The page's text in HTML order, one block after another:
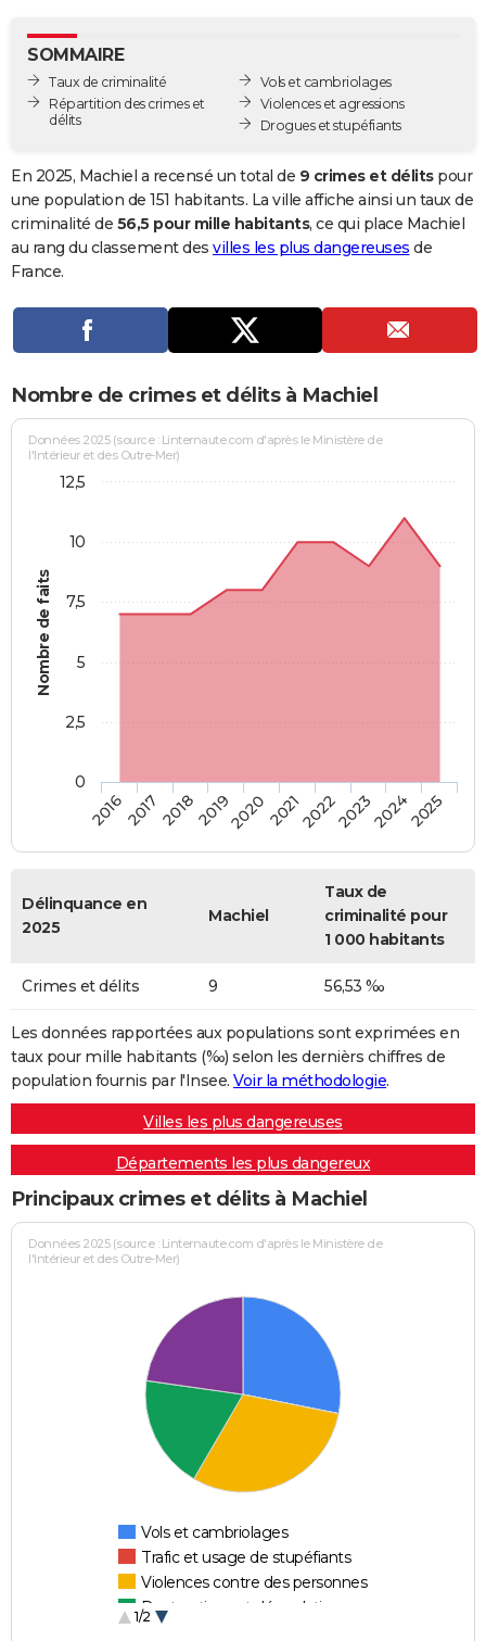
GUIDES D'ACHAT
BONS PLANS
Carte de Noël
Carte Bonne année
Carte Saint-Valentin
Carte Pâques
Carte d'anniversaire
DICTIONNAIRE
Dictionnaire
Biographies
Citations
Expressions
Proverbes
PROGRAMME TV
Se connecter
Entreprises
Service militaire
Avis de recherche
AVIS DE DÉCÈS
Bricolage
Lifestyle
Culture
Sport
Auto
Television
Voyage
Cinema
SOMMAIRE
Taux de criminalité
Répartition des crimes et
délits
Vols et cambriolages
Violences et agressions
Drogues et stupéfiants
En 2025, Machiel a recensé un total de 9 crimes et délitspour
une population de 151 habitants. La ville affiche ainsi un taux de
criminalité de 56,5 pour mille habitants, ce qui place Machiel
au rang du classement des villes les plus dangereuses de
France.
Nombre de crimes et délits à Machiel
Nombre de faits
Données 2025 (source : Linternaute.com d'après le Ministère de
l'Intérieur et des Outre-Mer)
2016201720182019202020212022202320242025
0
2,5
5
7,5
10
12,5
Délinquance en
2025
Machiel
Taux de
criminalité pour
1 000 habitants
Crimes et délits 9 56,53 ‰
Les données rapportées aux populations sont exprimées en
taux pour mille habitants (‰) selon les dernièrs chiffres de
population fournis par l'Insee. Voir la méthodologie.
Villes les plus dangereuses
Départements les plus dangereux
Principaux crimes et délits à Machiel
Données 2025 (source : Linternaute.com d'après le Ministère de
l'Intérieur et des Outre-Mer)
Vols et cambriolages
Trafic et usage de stupéfiants
Violences contre des personnes
Destructions et dégradations
1/2